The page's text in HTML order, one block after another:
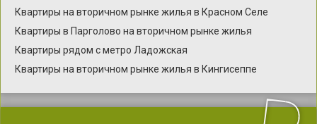
Квартиры на вторичном рынке жилья в Красном Селе
Квартиры в Парголово на вторичном рынке жилья
Квартиры рядом с метро Ладожская
Квартиры на вторичном рынке жилья в Кингисеппе